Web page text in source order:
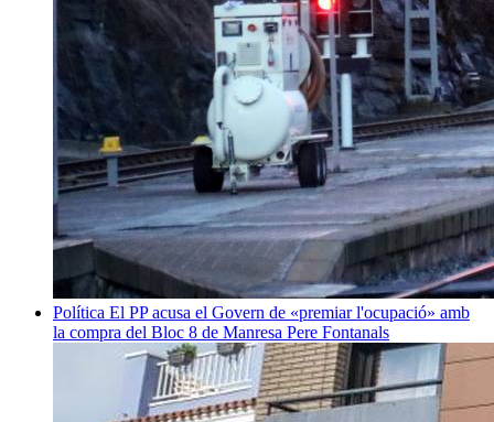
Política El PP acusa el Govern de «premiar l'ocupació» amb
la compra del Bloc 8 de Manresa Pere Fontanals